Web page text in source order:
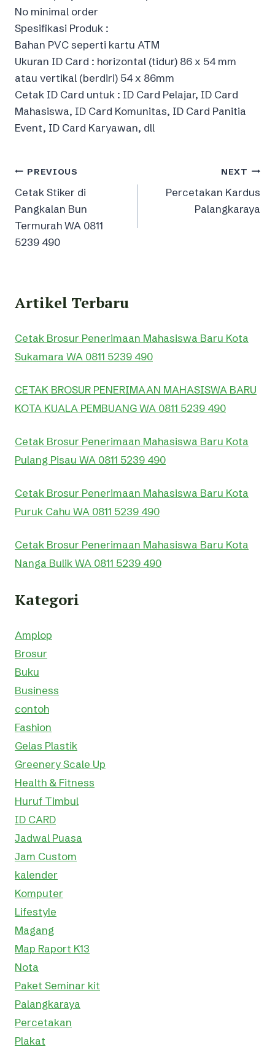
No minimal order
Spesifikasi Produk :
Bahan PVC seperti kartu ATM
Ukuran ID Card : horizontal (tidur) 86 x 54 mm
atau vertikal (berdiri) 54 x 86mm
Cetak ID Card untuk : ID Card Pelajar, ID Card
Mahasiswa, ID Card Komunitas, ID Card Panitia
Event, ID Card Karyawan, dll
Post
navigation
PREVIOUS
Cetak Stiker di
Pangkalan Bun
Termurah WA 0811
5239 490
NEXT
Percetakan Kardus
Palangkaraya
Artikel Terbaru
Cetak Brosur Penerimaan Mahasiswa Baru Kota
Sukamara WA 0811 5239 490
CETAK BROSUR PENERIMAAN MAHASISWA BARU
KOTA KUALA PEMBUANG WA 0811 5239 490
Cetak Brosur Penerimaan Mahasiswa Baru Kota
Pulang Pisau WA 0811 5239 490
Cetak Brosur Penerimaan Mahasiswa Baru Kota
Puruk Cahu WA 0811 5239 490
Cetak Brosur Penerimaan Mahasiswa Baru Kota
Nanga Bulik WA 0811 5239 490
Kategori
Amplop
Brosur
Buku
Business
contoh
Fashion
Gelas Plastik
Greenery Scale Up
Health & Fitness
Huruf Timbul
ID CARD
Jadwal Puasa
Jam Custom
kalender
Komputer
Lifestyle
Magang
Map Raport K13
Nota
Paket Seminar kit
Palangkaraya
Percetakan
Plakat